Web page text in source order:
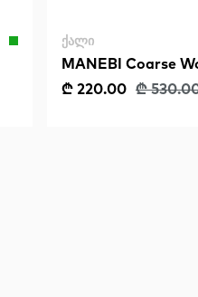
ᲥᲐᲚᲘ
MANEBI Coarse
Double Sole
₾ 220.00 ₾